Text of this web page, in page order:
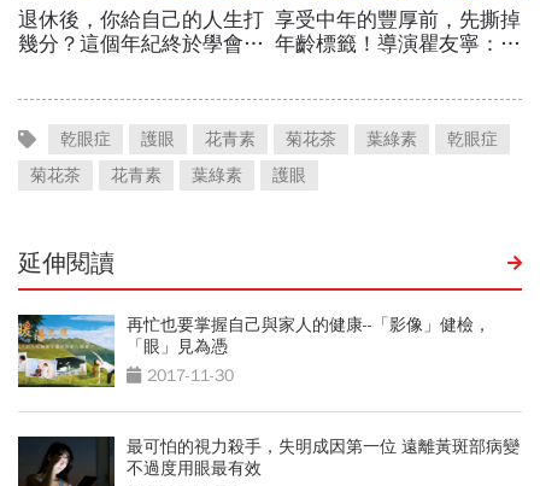
乾眼症 護眼 花青素 菊花茶 葉綠素
乾眼症
菊花茶
花青素 葉綠素 護眼
延伸閱讀
再忙也要掌握自己與家人的健康--「影像」健檢，
「眼」見為憑
2017-11-30
最可怕的視力殺手，失明成因第一位 遠離黃斑部病變
不過度用眼最有效